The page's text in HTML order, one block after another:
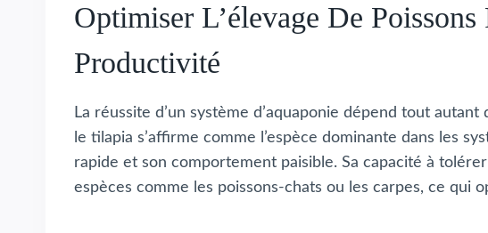
Optimiser L’élevage De
Productivité
La réussite d’un système d’aquaponie dépend tout
le tilapia s’affirme comme l’espèce dominante dans les
rapide et son comportement paisible. Sa capacité à
espèces comme les poissons-chats ou les carpes, ce qui